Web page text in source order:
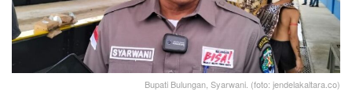
Bupati Bulungan, Syarwani. (foto: jendelakaltara.co)